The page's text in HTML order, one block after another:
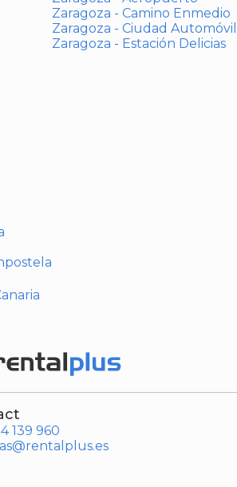
Zaragoza - Camino Enmedio
Zaragoza - Ciudad Automóvil
Zaragoza - Estación Delicias
139 960